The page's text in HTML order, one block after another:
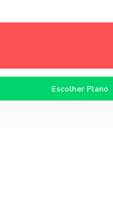
Escolher Plano